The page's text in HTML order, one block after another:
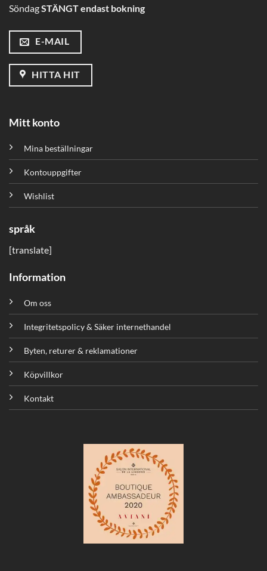
SöndagSTÄNGT endast bokning
E-MAIL
HITTA HIT
Mitt konto
Mina beställningar
Kontouppgifter
Wishlist
språk
[translate]
Information
Om oss
Integritetspolicy & Säker internethandel
Byten, returer & reklamationer
Köpvillkor
Kontakt